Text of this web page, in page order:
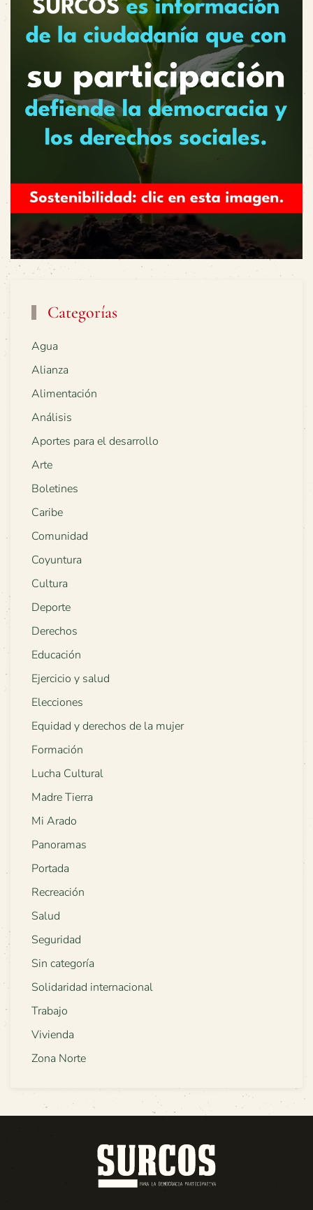
Categorías
Agua
Alianza
Alimentación
Análisis
Aportes para el desarrollo
Arte
Boletines
Caribe
Comunidad
Coyuntura
Cultura
Deporte
Derechos
Educación
Ejercicio y salud
Elecciones
Equidad y derechos de la mujer
Formación
Lucha Cultural
Madre Tierra
Mi Arado
Panoramas
Portada
Recreación
Salud
Seguridad
Sin categoría
Solidaridad internacional
Trabajo
Vivienda
Zona Norte